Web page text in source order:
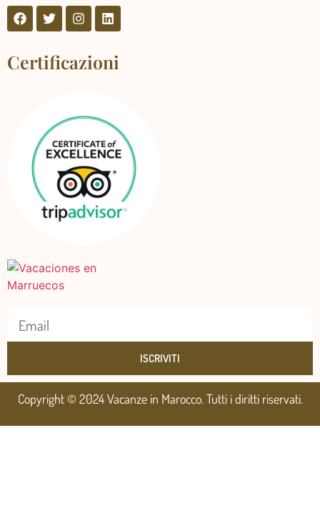
Certificazioni
ISCRIVITI
Copyright © 2024 Vacanze in Marocco. Tutti i diritti riservati.